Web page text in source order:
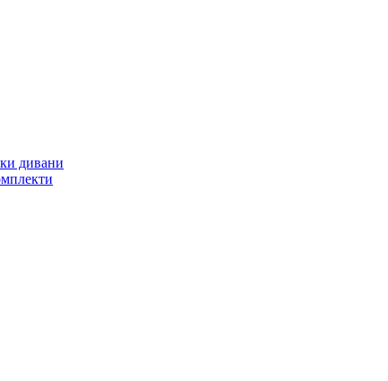
дивани